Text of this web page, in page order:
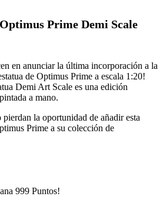
Prime Demi Scale
en anunciar la última incorporación a la
de Optimus Prime a escala 1:20!
Demi Art Scale es una edición
a mano.
pierdan la oportunidad de añadir esta
Prime a su colección de
999 Puntos!